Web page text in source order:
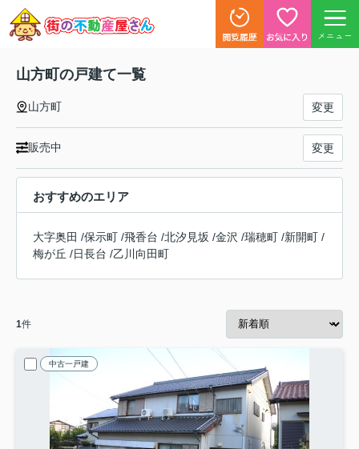
メニュー
山方町の戸建て一覧
山方町 変更
販売中 変更
おすすめのエリア
大字奥田 /保示町 /飛香台 /北汐見坂 /金沢 /瑞穂町 /新開町 /
梅が丘 /日長台 /乙川向田町
1件
中古一戸建